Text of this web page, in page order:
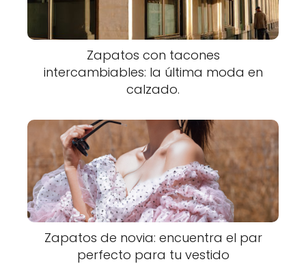
Zapatos con tacones
intercambiables: la última moda en
calzado.
Zapatos de novia: encuentra el par
perfecto para tu vestido